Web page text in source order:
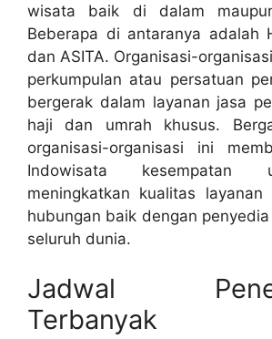
wisata baik di dalam
Beberapa di antaranya adalah
dan ASITA. Organisasi-
perkumpulan atau persatuan
bergerak dalam layanan jasa
haji dan umrah khusus.
organisasi-organisasi ini
Indowisata kesempatan
meningkatkan kualitas layanan
hubungan baik dengan
seluruh dunia.
Jadwal
Terbanyak